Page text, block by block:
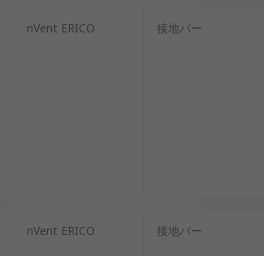
nVent ERICO 接地バー
nVent ERICO 接地バー